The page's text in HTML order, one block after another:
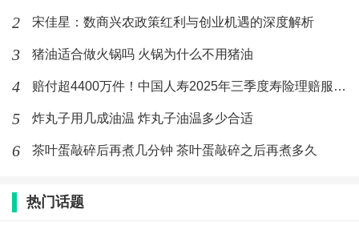
2 宋佳星：数商兴农政策红利与创业机遇的深度解析
3 猪油适合做火锅吗 火锅为什么不用猪油
4 赔付超4400万件！中国人寿2025年三季度寿险理赔服务报告
5 炸丸子用几成油温 炸丸子油温多少合适
6 茶叶蛋敲碎后再煮几分钟 茶叶蛋敲碎之后再煮多久
热门话题